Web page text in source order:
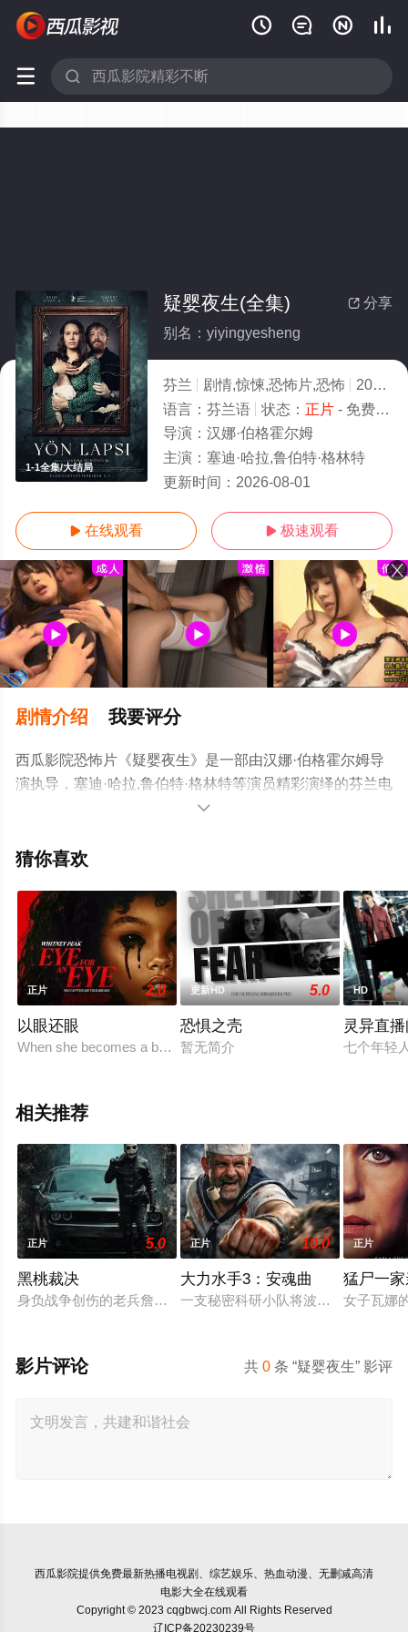
   
 
1-1全集/大结局
 分享
疑婴夜生(全集)
别名：yiyingyesheng
芬兰 剧情,惊悚,恐怖片,恐怖 2026
语言： 芬兰语 状态： 正片- 免费在线观看
导演： 汉娜·伯格霍尔姆
主演： 塞迪·哈拉,鲁伯特·格林特
更新时间： 2026-08-01
 在线观看  极速观看
剧情介绍 我要评分
西瓜影院恐怖片《疑婴夜生》是一部由汉娜·伯格霍尔姆导
演执导，塞迪·哈拉,鲁伯特·格林特等演员精彩演绎的芬兰电
影，大结局剧情已揭晓（1-1全集），手机免费在线观看高
移步至豆瓣电影、电视猫或剧情网等平台了解。

猜你喜欢
正片 2.0
以眼还眼
When she becomes a bystander to an unforgivable act of
更新HD 5.0
恐惧之壳
暂无简介
HD
灵异直
七个年轻
相关推荐
正片 5.0
黑桃裁决
身负战争创伤的老兵詹姆斯·毕肖普警探，正努力回归正常生活
正片 10.0
大力水手3：安魂曲
一支秘密科研小队将波派囚禁在地下
正片
猛尸一
女子瓦娜
共0 条 “疑婴夜生” 影评
影片评论
西瓜影院提供免费最新热播电视剧、综艺娱乐、热血动漫、无删减高清
电影大全在线观看
Copyright © 2023 cqgbwcj.com All Rights Reserved
辽ICP备20230239号